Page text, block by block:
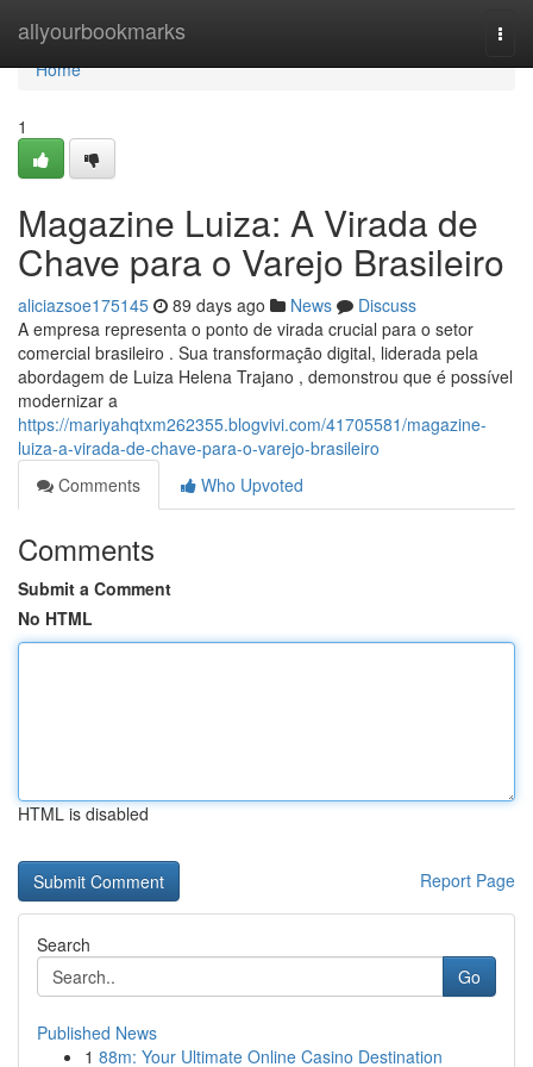
allyourbookmarks
Home
Home
1
Magazine Luiza: A Virada de
Chave para o Varejo Brasileiro
aliciazsoe175145 89 days ago News
Discuss
A empresa representa o ponto de virada crucial para o setor
comercial brasileiro . Sua transformação digital, liderada pela
abordagem de Luiza Helena Trajano , demonstrou que é possível
modernizar a
https://mariyahqtxm262355.blogvivi.com/41705581/magazine-
luiza-a-virada-de-chave-para-o-varejo-brasileiro
Comments
Who Upvoted
Comments
Submit a Comment
No HTML
HTML is disabled
Report Page
Search
Go
Published News
1 88m: Your Ultimate Online Casino Destination